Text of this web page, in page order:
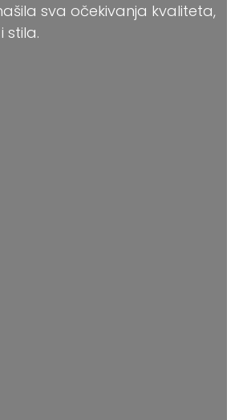
sva očekivanja kvaliteta,
stila.